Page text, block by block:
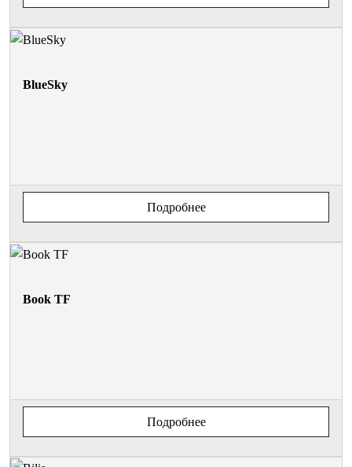
BlueSky
Подробнее
Book TF
Подробнее